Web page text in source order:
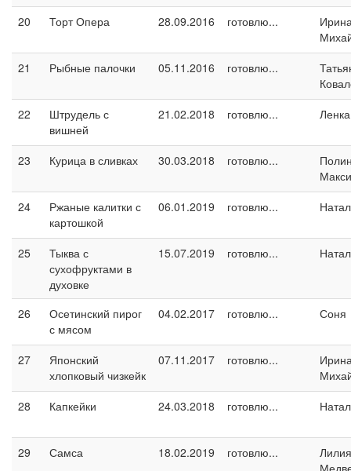
20 Торт Опера 28.09.2016 готовлю...
21
Рыбные палочки 05.11.2016 готовлю...
22
Штрудель с
вишней
21.02.2018 готовлю...
23 Курица в сливках 30.03.2018 готовлю...
24
Ржаные калитки с
картошкой
06.01.2019 готовлю...
25
Тыква с
сухофруктами в
духовке
15.07.2019 готовлю...
26
Осетинский пирог
с мясом
04.02.2017 готовлю... Соня
27
Японский
хлопковый чизкейк
07.11.2017 готовлю...
28
Капкейки 24.03.2018 готовлю...
29 Самса 18.02.2019 готовлю...
Лилия